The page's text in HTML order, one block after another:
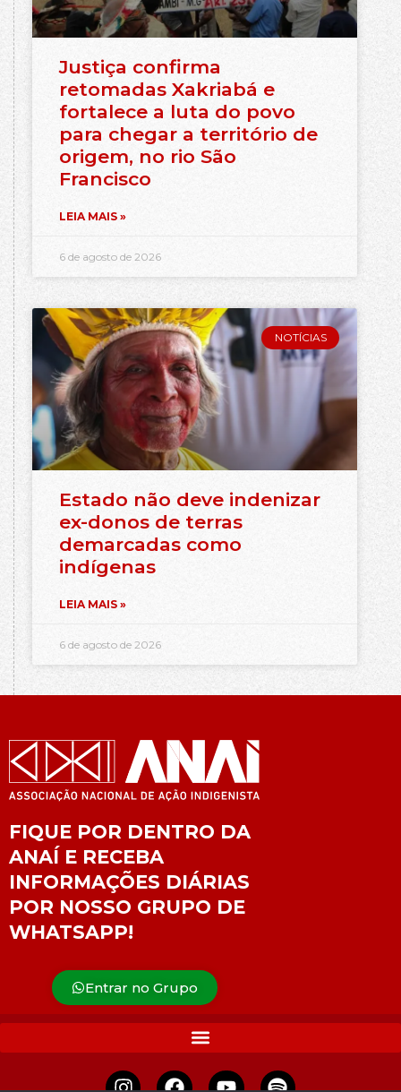
Justiça confirma
retomadas Xakriabá e
fortalece a luta do povo
para chegar a território de
origem, no rio São
Francisco
LEIA MAIS »
6 de agosto de 2026
NOTÍCIAS
Estado não deve indenizar
ex-donos de terras
demarcadas como
indígenas
LEIA MAIS »
6 de agosto de 2026
FIQUE POR DENTRO DA
ANAÍ E RECEBA
INFORMAÇÕES DIÁRIAS
POR NOSSO GRUPO DE
WHATSAPP!
Entrar no Grupo